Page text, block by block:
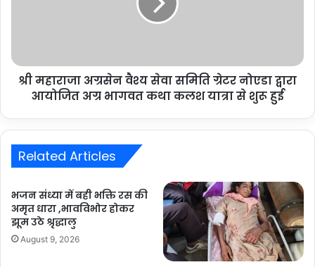
श्री महाराजा अग्रसेन वैश्य सेवा समिति ग्रेटर नोएडा द्वारा
आयोजित अग्र भागवत कथा कलश यात्रा से शुरू हुई
Related Articles
भजन संध्या में बही भक्ति रस की
अमृत धारा ,भावविभोर होकर
झूम उठे श्रृद्धालु
August 9, 2026